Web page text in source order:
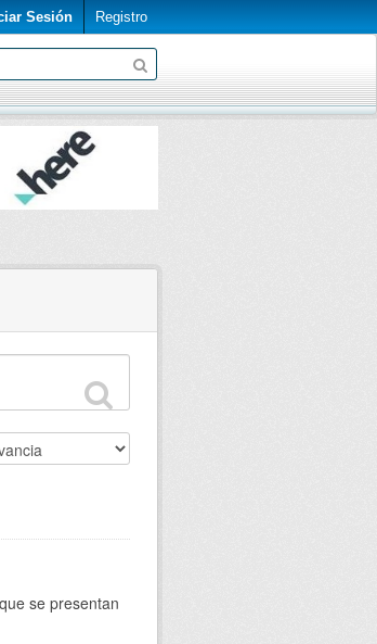
Sesión Registro
se presentan